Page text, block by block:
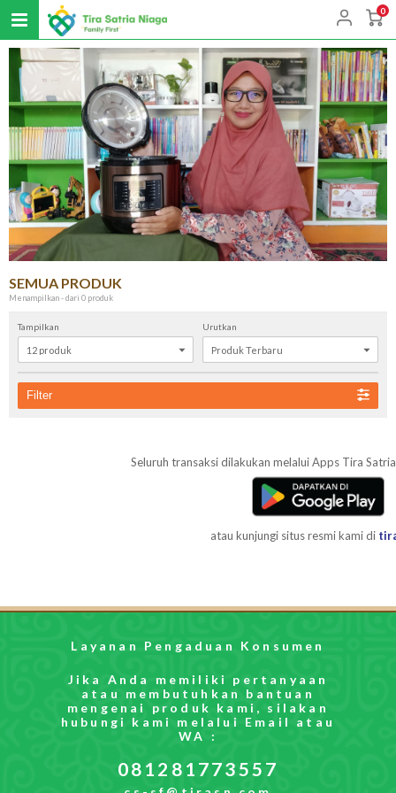
0
SEMUA PRODUK
Menampilkan - dari 0 produk
Tampilkan Urutkan
Filter
Seluruh transaksi dilakukan melalui Apps Tira
atau kunjungi situs resmi kami di
Layanan Pengaduan Konsumen
Jika Anda memiliki pertanyaan
atau membutuhkan bantuan
mengenai produk kami, silakan
hubungi kami melalui Email atau
WA :
081281773557